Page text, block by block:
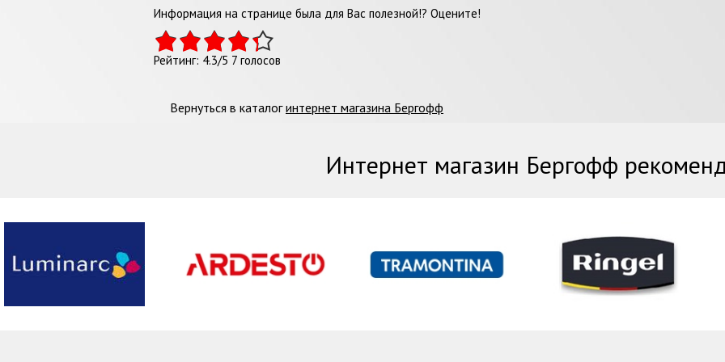
Информация на странице была для Вас полезной!? Оцените!
Рейтинг: 4.3/5 7 голосов
Вернуться в каталогинтернет магазина Бергофф
Интернет магазин Бергофф